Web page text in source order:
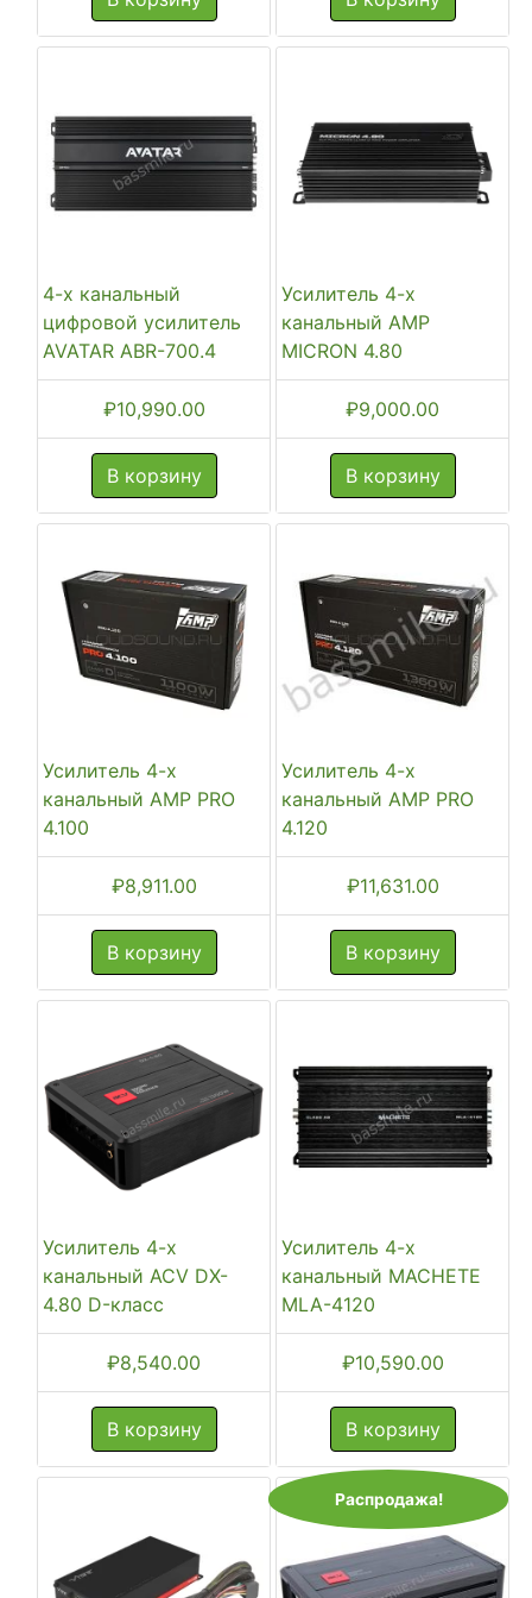
₽14,990.00.
4-х канальный
цифровой усилитель
AVATAR ABR-700.4
₽10,990.00
В корзину
Усилитель 4-х
канальный AMP
MICRON 4.80
₽9,000.00
В корзину
Усилитель 4-х
канальный AMP PRO
4.100
₽8,911.00
В корзину
Усилитель 4-х
канальный AMP PRO
4.120
₽11,631.00
В корзину
Усилитель 4-х
канальный ACV DX-
4.80 D-класс
₽8,540.00
В корзину
Усилитель 4-х
канальный MACHETE
MLA-4120
₽10,590.00
В корзину
Распродажа!